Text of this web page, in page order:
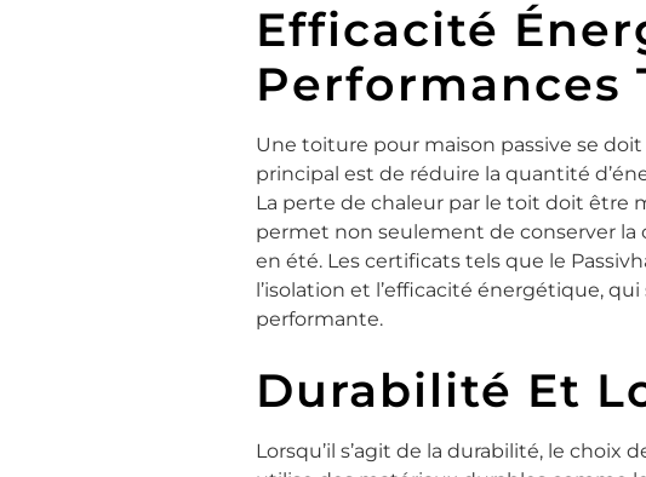
Efficacité
Performances
Une toiture pour maison passive se
principal est de réduire la quantité
La perte de chaleur par le toit doit être
permet non seulement de conserver la
en été. Les certificats tels que le
l’isolation et l’efficacité énergétique,
performante.
Durabilité Et
Lorsqu’il s’agit de la durabilité, le